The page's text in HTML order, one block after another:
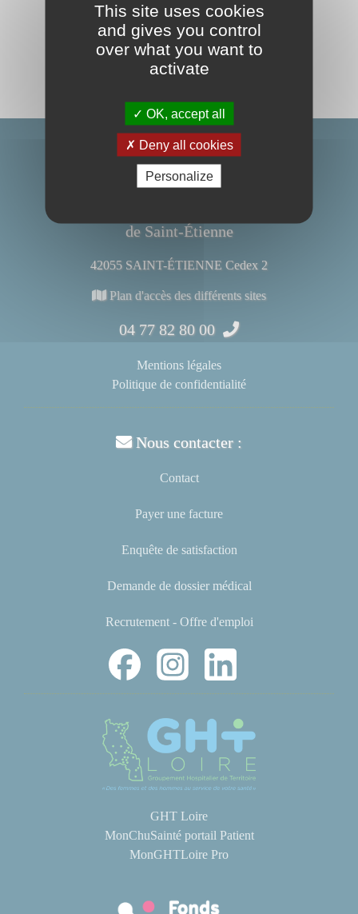
de Saint-Étienne
42055 SAINT-ÉTIENNE Cedex 2
Plan d'accès des différents sites
04 77 82 80 00
Mentions légales
Politique de confidentialité
Nous contacter :
Contact
Payer une facture
Enquête de satisfaction
Demande de dossier médical
Recrutement - Offre d'emploi
GHT Loire
MonChuSainté portail Patient
MonGHTLoire Pro
This site uses cookies
and gives you control
over what you want to
activate
OK, accept all
Deny all cookies
Personalize